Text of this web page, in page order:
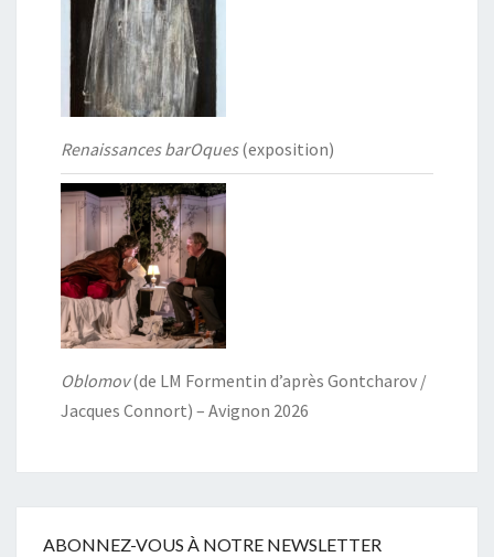
Renaissances barOques(exposition)
Oblomov(de LM Formentin d’après Gontcharov /
Jacques Connort) – Avignon 2026
ABONNEZ-VOUS À NOTRE NEWSLETTER